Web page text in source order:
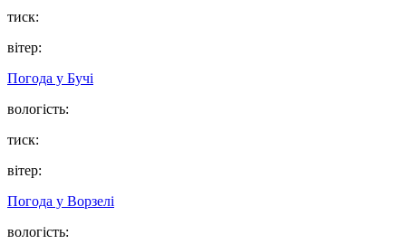
тиск:
вітер:
Погода у Бучі
вологість:
тиск:
вітер:
Погода у Ворзелі
вологість: